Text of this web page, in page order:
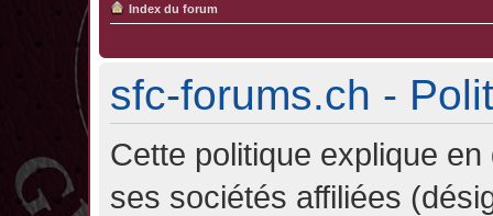
Index du forum
sfc-forums.ch -
Cette politique explique
ses sociétés affiliées